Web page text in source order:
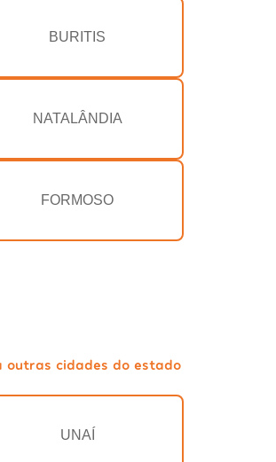
BURITIS
NATALÂNDIA
FORMOSO
outras cidades do estado
UNAÍ